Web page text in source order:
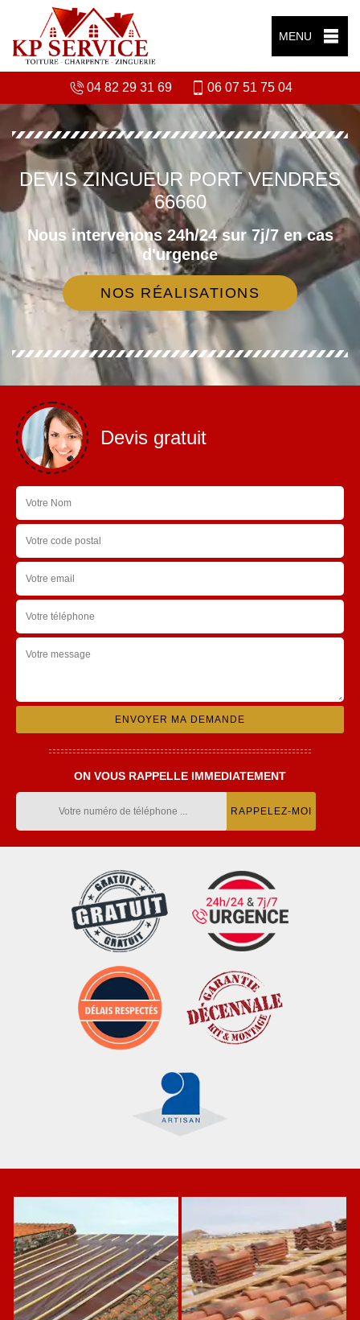
MENU
04 82 29 31 69 06 07 51 75 04
DEVIS ZINGUEUR PORT VENDRES
66660
Nous intervenons 24h/24 sur 7j/7 en cas
d'urgence
NOS RÉALISATIONS
Devis gratuit
ON VOUS RAPPELLE IMMEDIATEMENT